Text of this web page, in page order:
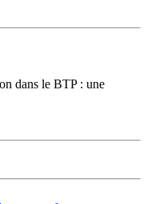
dans le BTP : une